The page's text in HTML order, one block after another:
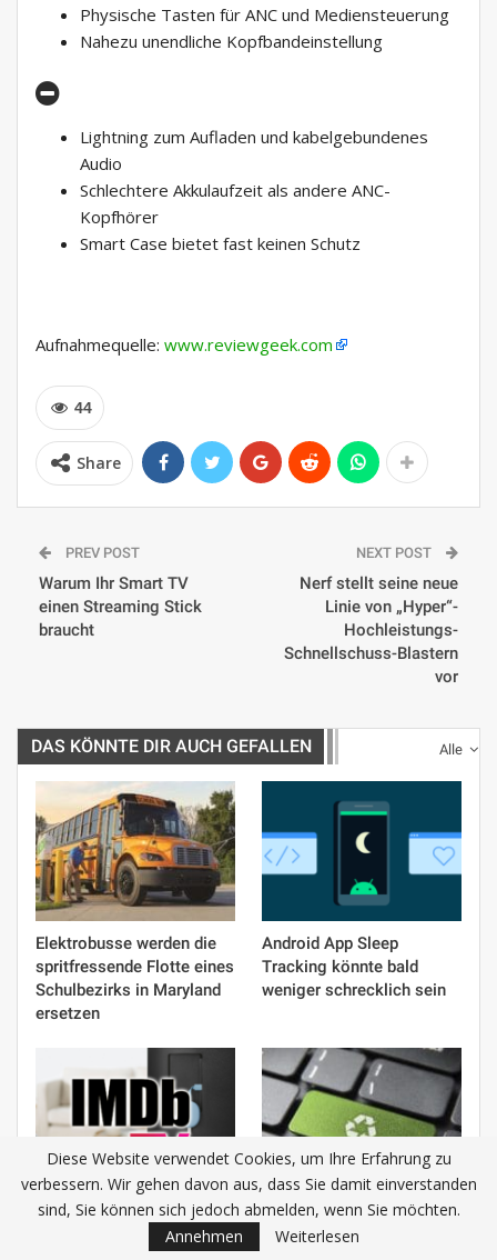
Physische Tasten für ANC und Mediensteuerung
Nahezu unendliche Kopfbandeinstellung
Lightning zum Aufladen und kabelgebundenes
Audio
Schlechtere Akkulaufzeit als andere ANC-
Kopfhörer
Smart Case bietet fast keinen Schutz
Aufnahmequelle: www.reviewgeek.com
44
Share
PREV POST
Warum Ihr Smart TV
einen Streaming Stick
braucht
NEXT POST
Nerf stellt seine neue
Linie von „Hyper“-
Hochleistungs-
Schnellschuss-Blastern
vor
Alle
DAS KÖNNTE DIR AUCH GEFALLEN
Elektrobusse werden die
spritfressende Flotte eines
Schulbezirks in Maryland
ersetzen
Android App Sleep
Tracking könnte bald
weniger schrecklich sein
STREAMEN
Der kostenlose IMDb-
Streaming-Dienst von
16 Möglichkeiten, Ihre
alten Geräte
Diese Website verwendet Cookies, um Ihre Erfahrung zu
verbessern. Wir gehen davon aus, dass Sie damit einverstanden
sind, Sie können sich jedoch abmelden, wenn Sie möchten.
Annehmen
Weiterlesen